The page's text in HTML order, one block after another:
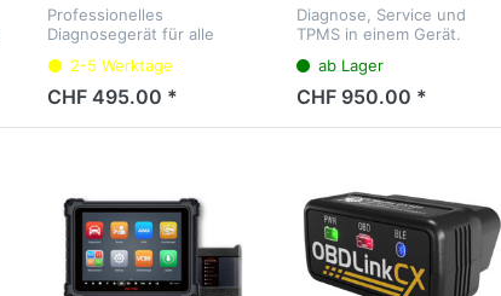
Professionelles
Diagnosegerät für alle
Service.
2-5 Werktage
CHF 495.00 *
Diagnose, Service und
TPMS in einem Gerät.
ab Lager
CHF 950.00 *